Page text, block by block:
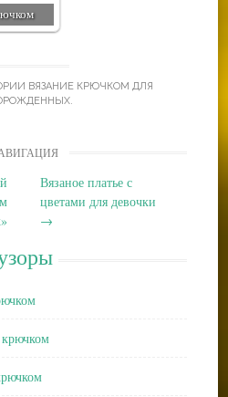
ВЯЗАНИЕ КРЮЧКОМ ДЛЯ
.
Вязаное платье с
цветами для девочки
→
крючком